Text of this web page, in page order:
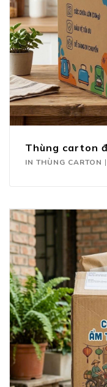
Thùng carton
IN THÙNG CARTON |